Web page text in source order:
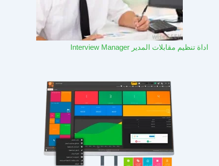
اداة تنظيم مقابلات المدير Interview Manager